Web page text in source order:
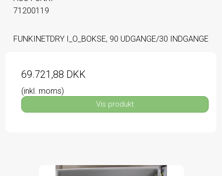
71200119
FUNKINETDRY I_O_BOKSE, 90 UDGANGE/30 INDGANGE
69.721,88 DKK
(inkl. moms)
Vis produkt